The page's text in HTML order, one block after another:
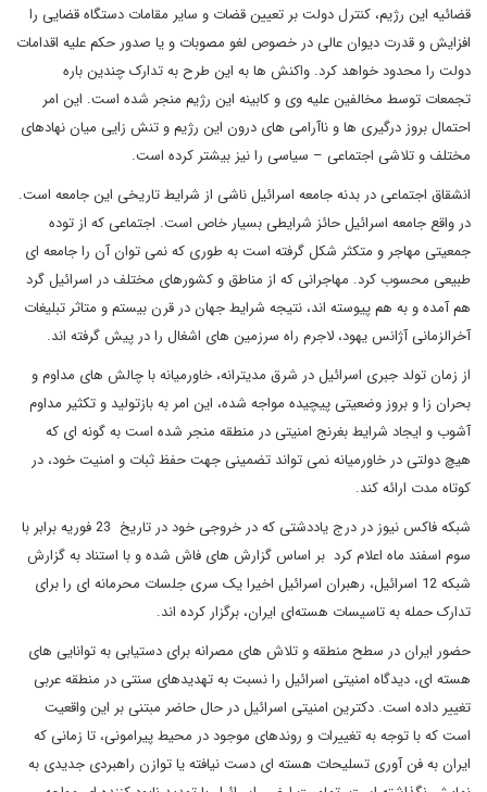
قضائیه این رژیم، کنترل دولت بر تعیین قضات و سایر مقامات دستگاه قضایی را
افزایش و قدرت دیوان عالی در خصوص لغو مصوبات و یا صدور حکم علیه اقدامات
دولت را محدود خواهد کرد. واکنش ها به این طرح به تدارک چندین باره
تجمعات توسط مخالفین علیه وی و کابینه این رژیم منجر شده است. این امر
احتمال بروز درگیری ها و ناآرامی های درون این رژیم و تنش زایی میان نهادهای
مختلف و تلاشی اجتماعی – سیاسی را نیز بیشتر کرده است.
انشقاق اجتماعی در بدنه جامعه اسرائیل ناشی از شرایط تاریخی این جامعه است.
در واقع جامعه اسرائیل حائز شرایطی بسیار خاص است. اجتماعی که از توده
جمعیتی مهاجر و متکثر شکل گرفته است به طوری که نمی توان آن را جامعه ای
طبیعی محسوب کرد. مهاجرانی که از مناطق و کشورهای مختلف در اسرائیل گرد
هم آمده و به هم پیوسته اند، نتیجه شرایط جهان در قرن بیستم و متاثر تبلیغات
آخرالزمانی آژانس یهود، لاجرم راه سرزمین های اشغال را در پیش گرفته اند.
از زمان تولد جبری اسرائیل در شرق مدیترانه، خاورمیانه با چالش های مداوم و
بحران زا و بروز وضعیتی پیچیده مواجه شده، این امر به بازتولید و تکثیر مداوم
آشوب و ایجاد شرایط بغرنج امنیتی در منطقه منجر شده است به گونه ای که
هیچ دولتی در خاورمیانه نمی تواند تضمینی جهت حفظ ثبات و امنیت خود، در
کوتاه مدت ارائه کند.
شبکه فاکس نیوز در درج یاددشتی که در خروجی خود در تاریخ 23 فوریه برابر با
سوم اسفند ماه اعلام کرد بر اساس گزارش های فاش شده و با استناد به گزارش
شبکه 12 اسرائیل، رهبران اسرائیل اخیرا یک سری جلسات محرمانه ای را برای
تدارک حمله به تاسیسات هسته‌ای ایران، برگزار کرده اند.
حضور ایران در سطح منطقه و تلاش های مصرانه برای دستیابی به توانایی های
هسته ای، دیدگاه امنیتی اسرائیل را نسبت به تهدیدهای سنتی در منطقه عربی
تغییر داده است. دکترین امنیتی اسرائیل در حال حاضر مبتنی بر این واقعیت
است که با توجه به تغییرات و روندهای موجود در محیط پیرامونی، تا زمانی که
ایران به فن آوری تسلیحات هسته ای دست نیافته یا توازن راهبردی جدیدی به